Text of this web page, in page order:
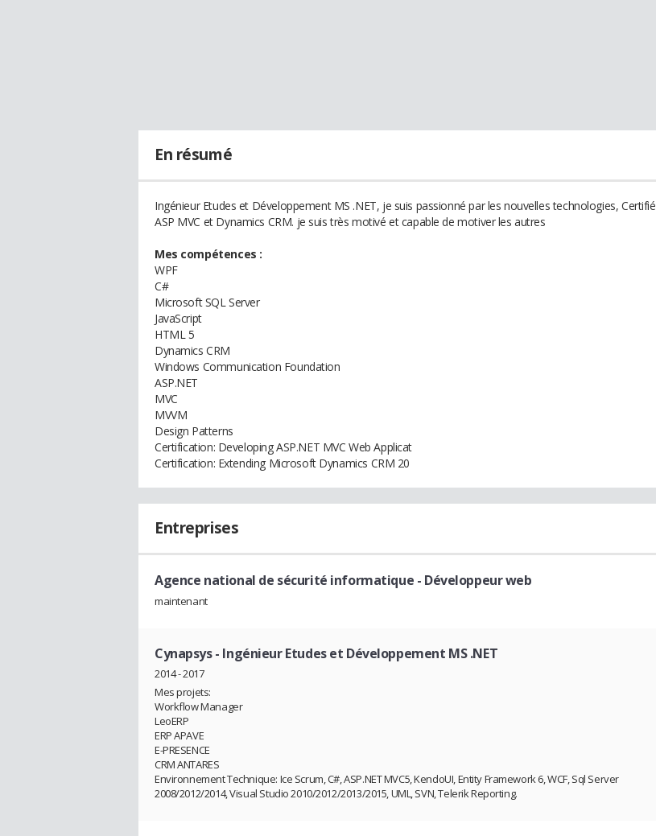
En résumé
Ingénieur Etudes et Développement MS .NET, je suis passionné par les nouvelles technologies, Certifié
ASP MVC et Dynamics CRM. je suis très motivé et capable de motiver les autres
Mes compétences :
WPF
C#
Microsoft SQL Server
JavaScript
HTML 5
Dynamics CRM
Windows Communication Foundation
ASP.NET
MVC
MVVM
Design Patterns
Certification: Developing ASP.NET MVC Web Applicat
Certification: Extending Microsoft Dynamics CRM 20
Entreprises
Agence national de sécurité informatique - Développeur web
maintenant
Cynapsys- Ingénieur Etudes et Développement MS .NET
2014 - 2017
Mes projets:
Workflow Manager
LeoERP
ERP APAVE
E-PRESENCE
CRM ANTARES
Environnement Technique: Ice Scrum, C#, ASP.NET MVC5, KendoUI, Entity Framework 6, WCF, Sql Server
2008/2012/2014, Visual Studio 2010/2012/2013/2015, UML, SVN, Telerik Reporting.